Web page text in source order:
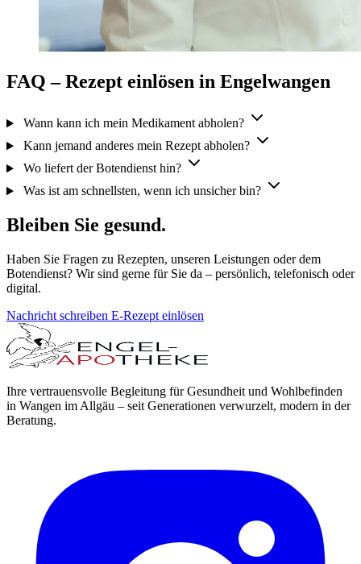
FAQ – Rezept einlösen in Engelwangen
Wann kann ich mein Medikament abholen?
Kann jemand anderes mein Rezept abholen?
Wo liefert der Botendienst hin?
Was ist am schnellsten, wenn ich unsicher bin?
Bleiben Sie gesund.
Haben Sie Fragen zu Rezepten, unseren Leistungen oder dem
Botendienst? Wir sind gerne für Sie da – persönlich, telefonisch oder
digital.
Nachricht schreiben E-Rezept einlösen
Ihre vertrauensvolle Begleitung für Gesundheit und Wohlbefinden
in Wangen im Allgäu – seit Generationen verwurzelt, modern in der
Beratung.